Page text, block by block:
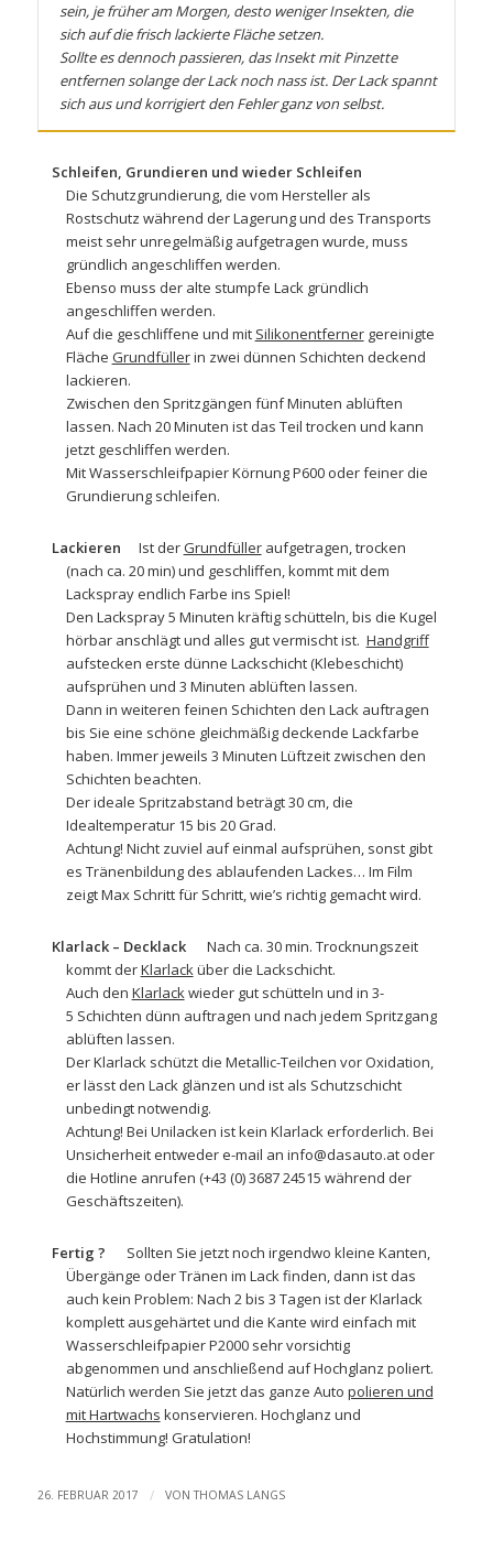
sein, je früher am Morgen, desto weniger Insekten, die
sich auf die frisch lackierte Fläche setzen.
Sollte es dennoch passieren, das Insekt mit Pinzette
entfernen solange der Lack noch nass ist. Der Lack spannt
sich aus und korrigiert den Fehler ganz von selbst.
Schleifen, Grundieren und wieder Schleifen
Die Schutzgrundierung, die vom Hersteller als
Rostschutz während der Lagerung und des Transports
meist sehr unregelmäßig aufgetragen wurde, muss
gründlich angeschliffen werden.
Ebenso muss der alte stumpfe Lack gründlich
angeschliffen werden.
Auf die geschliffene und mit Silikonentfernergereinigte
Fläche Grundfüllerin zwei dünnen Schichten deckend
lackieren.
Zwischen den Spritzgängen fünf Minuten ablüften
lassen. Nach 20 Minuten ist das Teil trocken und kann
jetzt geschliffen werden.
MitWasserschleifpapierKörnung P600 oder feiner die
Grundierung schleifen.
Lackieren Ist derGrundfülleraufgetragen, trocken
(nach ca. 20 min) und geschliffen, kommt mit dem
Lacksprayendlich Farbe ins Spiel!
Den Lackspray 5 Minuten kräftig schütteln, bis die Kugel
hörbar anschlägt und alles gut vermischt ist. Handgriff
aufstecken erste dünne Lackschicht (Klebeschicht)
aufsprühen und 3 Minuten ablüften lassen.
Dann in weiteren feinen Schichten den Lack auftragen
bis Sie eine schöne gleichmäßig deckende Lackfarbe
haben. Immer jeweils 3 Minuten Lüftzeit zwischen den
Schichten beachten.
Der ideale Spritzabstand beträgt 30 cm, die
Idealtemperatur 15 bis 20 Grad.
Achtung! Nicht zuviel auf einmal aufsprühen, sonst gibt
es Tränenbildung des ablaufenden Lackes… Im Film
zeigt Max Schritt für Schritt, wie’s richtig gemacht wird.
Klarlack – Decklack
Nach ca. 30 min. Trocknungszeit
kommt derKlarlacküber die Lackschicht.
Auch den Klarlackwieder gut schütteln und in 3-
5 Schichten dünn auftragen und nach jedem Spritzgang
ablüften lassen.
Der Klarlack schützt die Metallic-Teilchen vor Oxidation,
er lässt den Lack glänzen und ist als Schutzschicht
unbedingt notwendig.
Achtung! Bei Unilacken ist kein Klarlack erforderlich. Bei
Unsicherheit entweder e-mail an info@dasauto.at oder
die Hotline anrufen (+43 (0) 3687 24515 während der
Geschäftszeiten).
Fertig ?
Sollten Sie jetzt noch irgendwo kleine Kanten,
Übergänge oder Tränen im Lack finden, dann ist das
auch kein Problem: Nach 2 bis 3 Tagen ist der Klarlack
komplett ausgehärtet und die Kante wird einfach mit
WasserschleifpapierP2000 sehr vorsichtig
abgenommen und anschließend auf Hochglanz poliert.
Natürlich werden Sie jetzt das ganze Auto polieren und
mit Hartwachs konservieren. Hochglanz und
Hochstimmung! Gratulation!
26. FEBRUAR 2017 / VONTHOMAS LANGS